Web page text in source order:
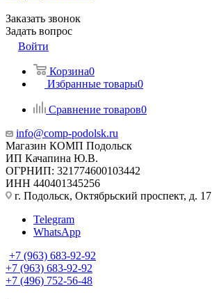
Заказать звонок
Задать вопрос
Войти
Корзина0
Избранные товары0
Сравнение товаров0
info@comp-podolsk.ru
Магазин КОМП Подольск
ИП Качапина Ю.В.
ОГРНИП: 321774600103442
ИНН 440401345256
г. Подольск, Октябрьский проспект, д. 17
Telegram
WhatsApp
+7 (963) 683-92-92
+7 (963) 683-92-92
+7 (496) 752-56-48